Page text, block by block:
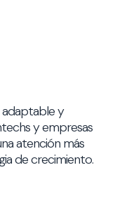
adaptable y
y empresas
atención más
de crecimiento.